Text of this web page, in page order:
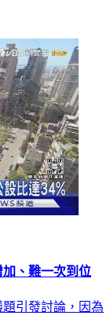
、難一次到位
引發討論，因為